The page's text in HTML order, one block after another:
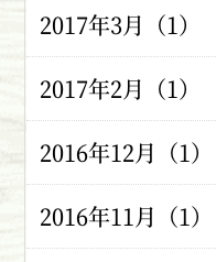
2017年3月（1）
2017年2月（1）
2016年12月（1）
2016年11月（1）